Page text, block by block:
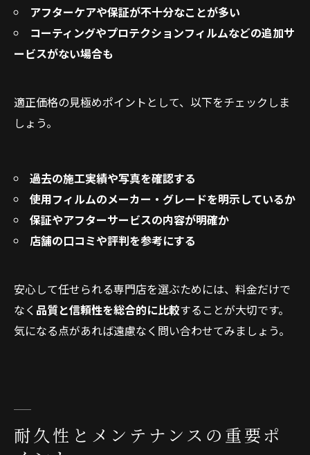
アフターケアや保証が不十分なことが多い
コーティングやプロテクションフィルムなどの追加サ
ービスがない場合も
適正価格の見極めポイントとして、以下をチェックしま
しょう。
過去の施工実績や写真を確認する
使用フィルムのメーカー・グレードを明示しているか
保証やアフターサービスの内容が明確か
店舗の口コミや評判を参考にする
安心して任せられる専門店を選ぶためには、料金だけで
なく 品質と信頼性を総合的に比較することが大切です。
気になる点があれば遠慮なく問い合わせてみましょう。
耐久性とメンテナンスの重要ポ